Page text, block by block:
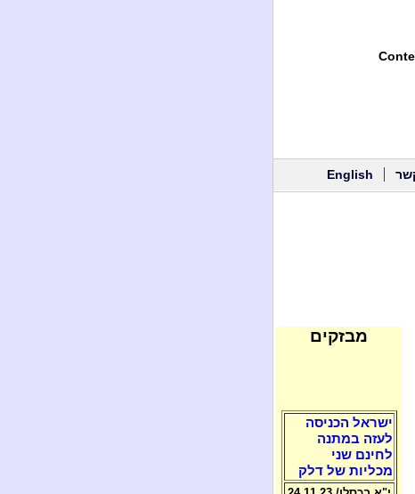
English
מבזקים
ישראל הכניסה
לעזה במתנה
לחינם שני
מכליות של דלק